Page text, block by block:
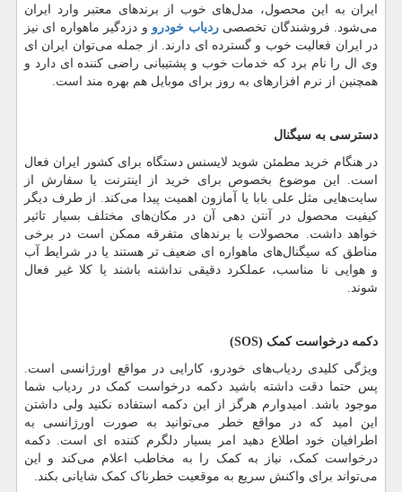
ایران به این محصول، مدلهای خوب از برندهای معتبر وارد ایران
میشود. فروشندگان تخصصیردیاب خودرو و دزدگیر ماهواره ای نیز
در ایران فعالیت خوب و گسترده ای دارند. از جمله میتوان ایران ای
وی ال را نام برد که خدمات خوب و پشتیبانی راضی کننده ای دارد و
همچنین از نرم افزار های به روز برای موبایل هم بهره مند است.
دسترسی به سیگنال
در هنگام خرید مطمئن شوید لایسنس دستگاه برای کشور ایران فعال
است. این موضوع بخصوص برای خرید از اینترنت یا سفارش از
سایتهایی مثل علی بابا یا آمازون اهمیت پیدا میکند. از طرف دیگر
کیفیت محصول در آنتن دهی آن در مکانهای مختلف بسیار تاثیر
خواهد داشت. محصولات با برندهای متفرقه ممکن است در برخی
مناطق که سیگنالهای ماهواره ای ضعیف تر هستند یا در شرایط آب
و هوایی نا مناسب، عملکرد دقیقی نداشته باشند یا کلا غیر فعال
شوند.
دکمه درخواست کمک (SOS
)
ویژگی کلیدی ردیابهای خودرو، کارایی در مواقع اورژانسی است.
پس حتما دقت داشته باشید دکمه درخواست کمک در ردیاب شما
موجود باشد. امیدوارم هرگز از این دکمه استفاده نکنید ولی داشتن
این امید که در مواقع خطر میتوانید به صورت اورژانسی به
اطرافیان خود اطلاع دهید امر بسیار دلگرم کننده ای است. دکمه
درخواست کمک، نیاز به کمک را به مخاطب اعلام میکند و این
میتواند برای واکنش سریع به موقعیت خطرناک کمک شایانی بکند.